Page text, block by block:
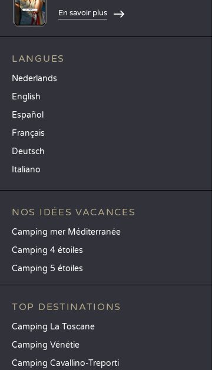
En savoir plus
LANGUES
Nederlands
English
Español
Français
Deutsch
Italiano
NOS IDÉES VACANCES
Camping mer Méditerranée
Camping 4 étoiles
Camping 5 étoiles
TOP DESTINATIONS
Camping La Toscane
Camping Vénétie
Camping Cavallino-Treporti